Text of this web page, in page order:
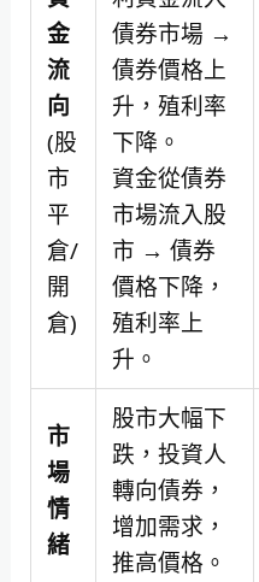
金
流
向
(股
市
平
倉/
開
倉)
債券市場 →
債券價格上
升，殖利率
下降。
資金從債券
市場流入股
市 → 債券
價格下降，
殖利率上
升。
市
場
情
緒
股市大幅下
跌，投資人
轉向債券，
增加需求，
推高價格。